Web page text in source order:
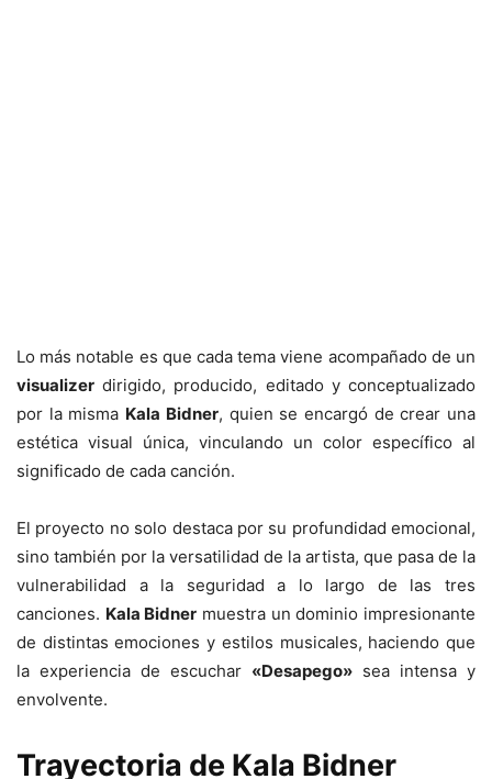
Lo más notable es que cada tema viene acompañado de un
visualizer dirigido, producido, editado y conceptualizado
por la misma Kala Bidner, quien se encargó de crear una
estética visual única, vinculando un color específico al
significado de cada canción.
El proyecto no solo destaca por su profundidad emocional,
sino también por la versatilidad de la artista, que pasa de la
vulnerabilidad a la seguridad a lo largo de las tres
canciones. Kala Bidner muestra un dominio impresionante
de distintas emociones y estilos musicales, haciendo que
la experiencia de escuchar «Desapego» sea intensa y
envolvente.
Trayectoria de Kala Bidner